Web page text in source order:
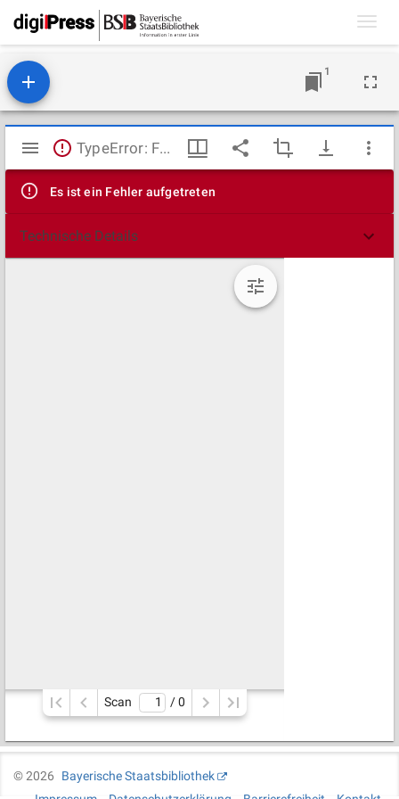
1
Mirador
Viewer
TypeError: Failed to fetch
Es ist ein Fehler aufgetreten
Technische Details
Scan / 0
©2026
Bayerische Staatsbibliothek